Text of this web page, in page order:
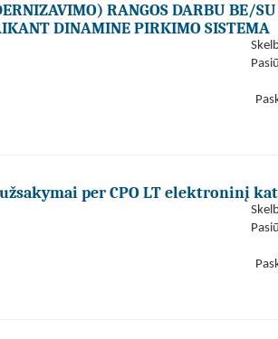
RANGOS DARBU BE/
DINAMINE PIRKIMO SISTEMA
per CPO LT elektroninį